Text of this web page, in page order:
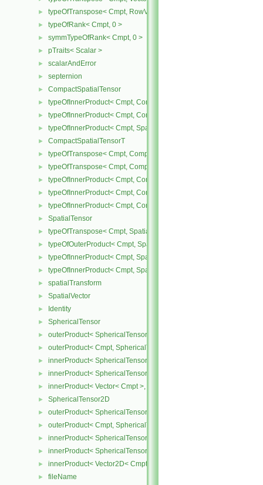
► typeOfTranspose< Cmpt, RowVector< Cmpt > >
► typeOfRank< Cmpt, 0 >
► symmTypeOfRank< Cmpt, 0 >
► pTraits< Scalar >
► scalarAndError
► septernion
► CompactSpatialTensor
► typeOfInnerProduct< Cmpt, CompactSpatialTensor< Cmpt >,
► typeOfInnerProduct< Cmpt, CompactSpatialTensor< Cmpt >,
► typeOfInnerProduct< Cmpt, SpatialTensor< Cmpt >,
► CompactSpatialTensorT
► typeOfTranspose< Cmpt, CompactSpatialTensor< Cmpt > >
► typeOfTranspose< Cmpt, CompactSpatialTensorT< Cmpt > >
► typeOfInnerProduct< Cmpt, CompactSpatialTensor< Cmpt >,
► typeOfInnerProduct< Cmpt, CompactSpatialTensorT< Cmpt >,
► typeOfInnerProduct< Cmpt, CompactSpatialTensorT< Cmpt >,
► SpatialTensor
► typeOfTranspose< Cmpt, SpatialTensor< Cmpt > >
► typeOfOuterProduct< Cmpt, SpatialVector< Cmpt >, SpatialVector<
► typeOfInnerProduct< Cmpt, SpatialTensor< Cmpt >, SpatialVector<
► typeOfInnerProduct< Cmpt, SpatialTensor< Cmpt >, SpatialTensor<
► spatialTransform
► SpatialVector
► Identity
► SphericalTensor
► outerProduct< SphericalTensor< Cmpt >, Cmpt >
► outerProduct< Cmpt, SphericalTensor< Cmpt > >
► innerProduct< SphericalTensor< Cmpt >, SphericalTensor< Cmpt >
► innerProduct< SphericalTensor< Cmpt >, Vector< Cmpt > >
► innerProduct< Vector< Cmpt >, SphericalTensor< Cmpt > >
► SphericalTensor2D
► outerProduct< SphericalTensor2D< Cmpt >, Cmpt >
► outerProduct< Cmpt, SphericalTensor2D< Cmpt > >
► innerProduct< SphericalTensor2D< Cmpt >, SphericalTensor2D<
► innerProduct< SphericalTensor2D< Cmpt >, Vector2D< Cmpt > >
► innerProduct< Vector2D< Cmpt >, SphericalTensor2D< Cmpt > >
► fileName